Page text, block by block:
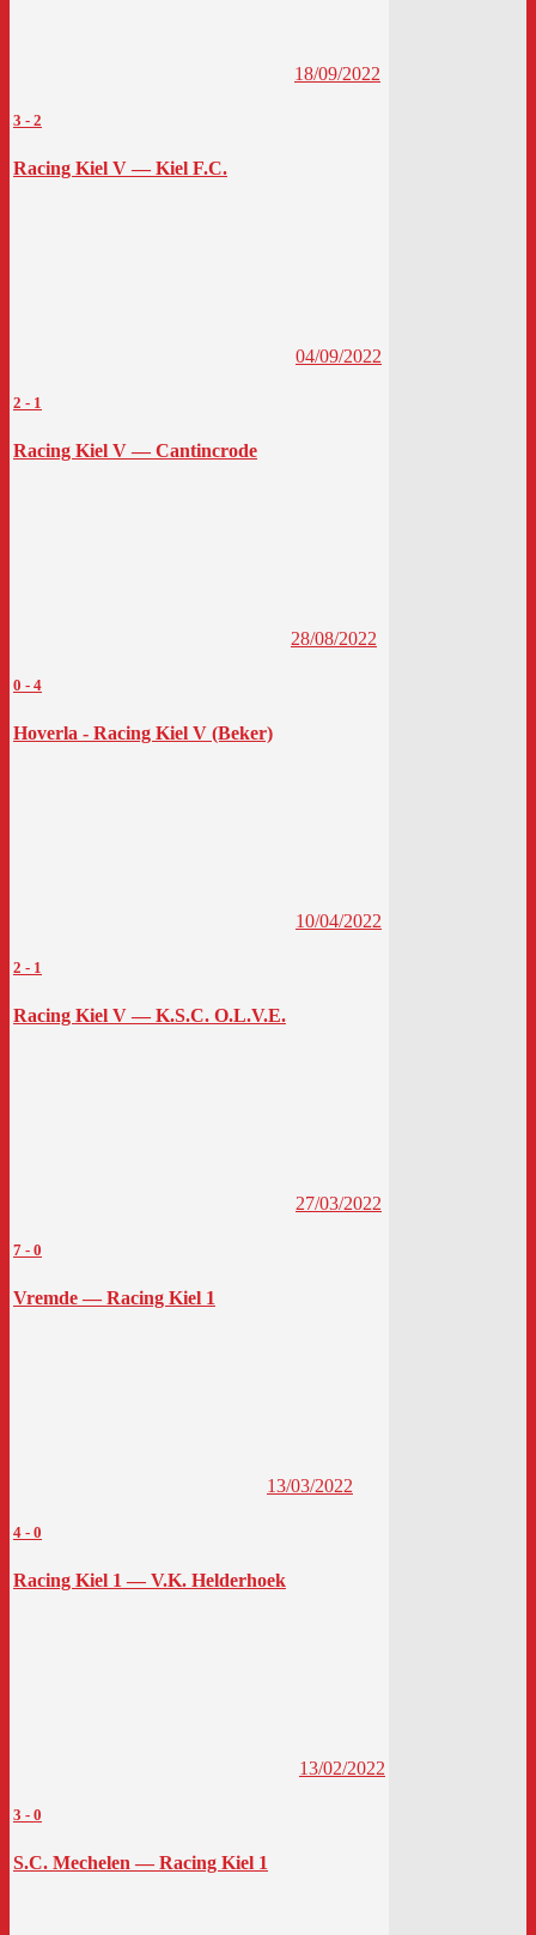
18/09/2022
3 - 2
Racing Kiel V — Kiel F.C.
04/09/2022
2 - 1
Racing Kiel V — Cantincrode
28/08/2022
0 - 4
Hoverla - Racing Kiel V (Beker)
10/04/2022
2 - 1
Racing Kiel V — K.S.C. O.L.V.E.
27/03/2022
7 - 0
Vremde — Racing Kiel 1
13/03/2022
4 - 0
Racing Kiel 1 — V.K. Helderhoek
13/02/2022
3 - 0
S.C. Mechelen — Racing Kiel 1